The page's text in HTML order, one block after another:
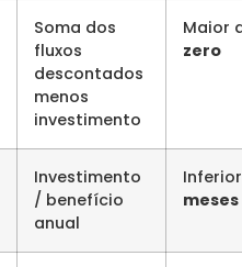
Soma dos
fluxos
descontados
menos
investimento
Maior
zero
Investimento
/ benefício
anual
meses